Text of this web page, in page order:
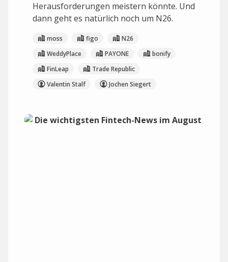
Herausforderungen meistern könnte. Und
dann geht es natürlich noch um N26.
moss figo
N26
WeddyPlace
PAYONE
bonify
FinLeap
Trade Republic
Valentin Stalf
Jochen Siegert